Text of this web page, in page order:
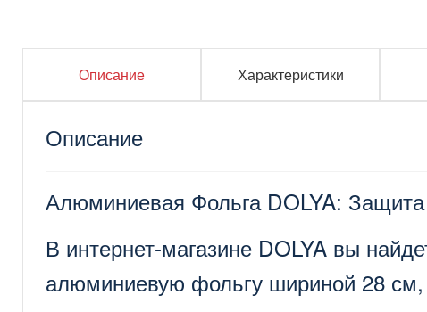
Описание Характеристики
Описание
Алюминиевая Фольга DOLYA:
В интернет-магазине DOLYA вы
алюминиевую фольгу шириной 28